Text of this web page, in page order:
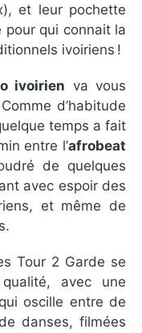
et leur pochette
pour qui connait la
ivoiriens !
ivoirien va vous
d’habitude
temps a fait
entre l’afrobeat
de quelques
avec espoir des
et même de
Tour 2 Garde se
avec une
oscille entre de
danses, filmées